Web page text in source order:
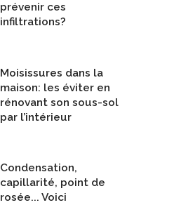
prévenir ces
infiltrations?
Moisissures dans la
maison: les éviter en
rénovant son sous-sol
par l’intérieur
Condensation,
capillarité, point de
rosée... Voici
Sopradrain 10-G
De Soprema Canada